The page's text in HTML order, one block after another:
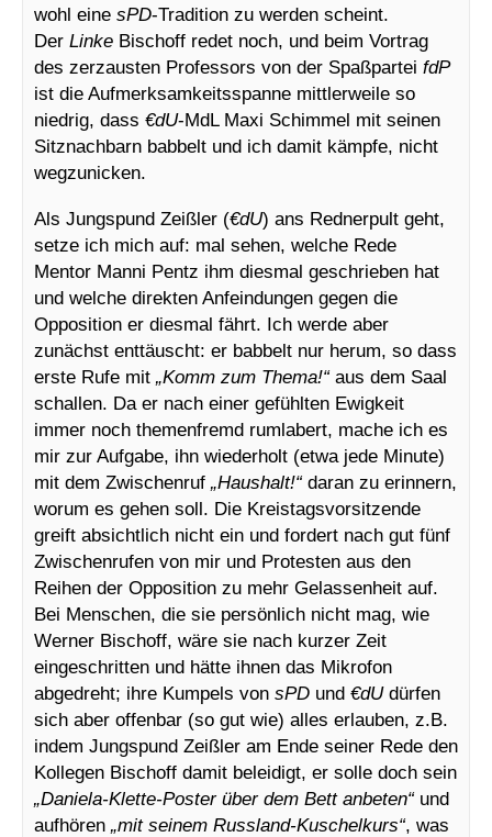
wohl eine sPD-Tradition zu werden scheint.
Der Linke Bischoff redet noch, und beim Vortrag
des zerzausten Professors von der Spaßpartei fdP
ist die Aufmerksamkeitsspanne mittlerweile so
niedrig, dass €dU-MdL Maxi Schimmel mit seinen
Sitznachbarn babbelt und ich damit kämpfe, nicht
wegzunicken.
Als Jungspund Zeißler (€dU) ans Rednerpult geht,
setze ich mich auf: mal sehen, welche Rede
Mentor Manni Pentz ihm diesmal geschrieben hat
und welche direkten Anfeindungen gegen die
Opposition er diesmal fährt. Ich werde aber
zunächst enttäuscht: er babbelt nur herum, so dass
erste Rufe mit „Komm zum Thema!“aus dem Saal
schallen. Da er nach einer gefühlten Ewigkeit
immer noch themenfremd rumlabert, mache ich es
mir zur Aufgabe, ihn wiederholt (etwa jede Minute)
mit dem Zwischenruf „Haushalt!“daran zu erinnern,
worum es gehen soll. Die Kreistagsvorsitzende
greift absichtlich nicht ein und fordert nach gut fünf
Zwischenrufen von mir und Protesten aus den
Reihen der Opposition zu mehr Gelassenheit auf.
Bei Menschen, die sie persönlich nicht mag, wie
Werner Bischoff, wäre sie nach kurzer Zeit
eingeschritten und hätte ihnen das Mikrofon
abgedreht; ihre Kumpels von sPD und €dUdürfen
sich aber offenbar (so gut wie) alles erlauben, z.B.
indem Jungspund Zeißler am Ende seiner Rede den
Kollegen Bischoff damit beleidigt, er solle doch sein
„Daniela-Klette-Poster über dem Bett anbeten“und
aufhören „mit seinem Russland-Kuschelkurs“, was